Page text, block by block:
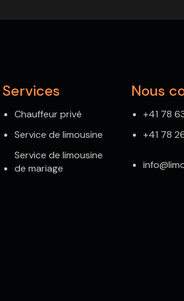
Services
Chauffeur privé
Service de limousine
Service de limousine
de mariage
Nous
+41 78
+41 78